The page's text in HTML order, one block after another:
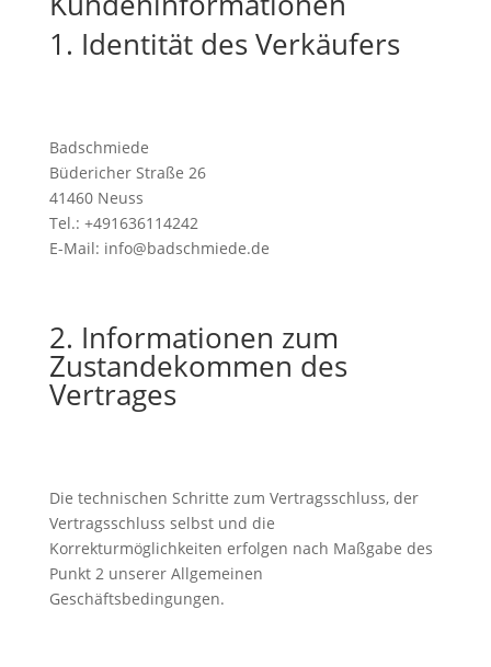
1. Identität des Verkäufers
Badschmiede
Büdericher Straße 26
41460 Neuss
Tel.: +491636114242
E-Mail: info@badschmiede.de
2. Informationen zum
Zustandekommen des
Vertrages
Die technischen Schritte zum Vertragsschluss, der
Vertragsschluss selbst und die
Korrekturmöglichkeiten erfolgen nach Maßgabe des
Punkt 2 unserer Allgemeinen
Geschäftsbedingungen.